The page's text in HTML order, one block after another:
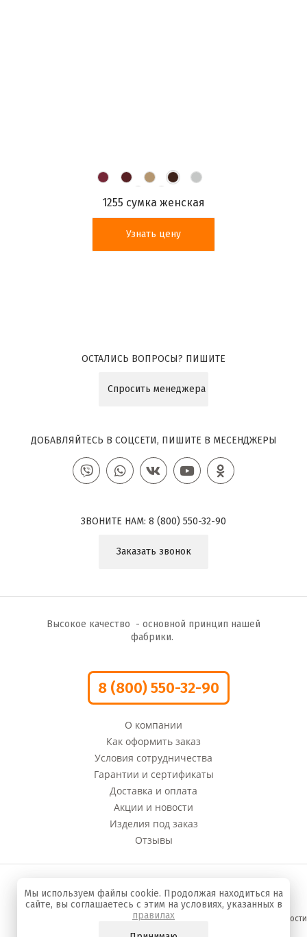
1255 сумка женская
Узнать цену
ОСТАЛИСЬ ВОПРОСЫ? ПИШИТЕ
Спросить менеджера
ДОБАВЛЯЙТЕСЬ В СОЦСЕТИ, ПИШИТЕ В МЕСЕНДЖЕРЫ
ЗВОНИТЕ НАМ: 8 (800) 550-32-90
Заказать звонок
Высокое качество - основной принцип нашей
фабрики.
8 (800) 550-32-90
О компании
Как оформить заказ
Условия сотрудничества
Гарантии и сертификаты
Доставка и оплата
Акции и новости
Изделия под заказ
Отзывы
сумок и кожгалантереи
Политика конфиденциальности
Мы используем файлы cookie. Продолжая находиться на
сайте, вы соглашаетесь с этим на условиях, указанных в
правилах